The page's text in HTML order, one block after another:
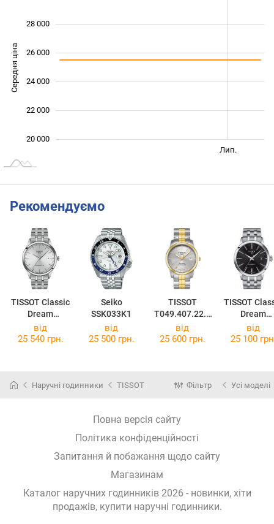
Середня ціна
20 000
22 000
24 000
26 000
28 000
Лип.
Рекомендуємо
TISSOT Classic
Dream
Powermatic 80
T158.407.11.0
Seiko
SSK033K1
TISSOT
T049.407.22.0
31.00
TISSOT
Dream
від
25 540 грн.
від
25 500 грн.
від
25 600 грн.
від
25 100
Наручні годинники TISSOT Фільтр Усі моделі
Повна версія сайту
Політика конфіденційності
Запитання й побажання щодо сайту
Магазинам
Каталог наручних годинників 2026 - новинки, хіти
продажів, купити наручні годинники.